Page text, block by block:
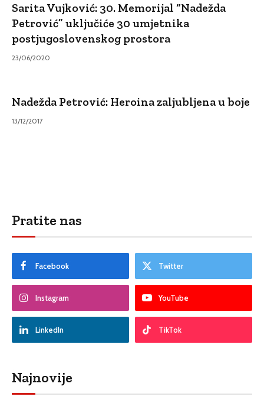
Sarita Vujković: 30. Memorijal “Nadežda
Petrović” uključiće 30 umjetnika
postjugoslovenskog prostora
23/06/2020
Nadežda Petrović: Heroina zaljubljena u boje
13/12/2017
Pratite nas
Facebook Twitter
Instagram YouTube
LinkedIn TikTok
Najnovije